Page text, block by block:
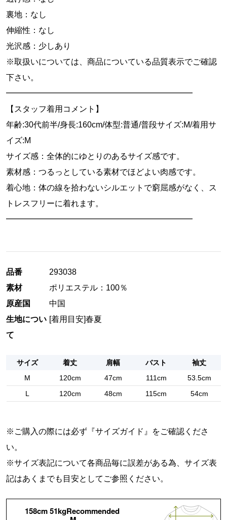
裏地：なし
伸縮性：なし
光沢感：少しあり
※取扱いについては、商品についている品質表示でご確認
下さい。
━━━━━━━━━━━━━━━━━━━━━━━
【スタッフ着用コメント】
年齢:30代前半/身長:160cm/体型:普通/普段サイズ:M/着用サ
イズ:M
サイズ感：全体的にゆとりのあるサイズ感です。
素材感：つるっとしている素材でほどよい肉感です。
着心地：体の線を拾わないシルエットで窮屈感がなく、ス
トレスフリーに着れます。
━━━━━━━━━━━━━━━━━━━━━━━
品番
293038
素材
ポリエステル：100％
原産国
中国
生地につい
て
[着用目安]春夏
サイズ 着丈 肩幅 バスト
袖丈
M
120cm 47cm 111cm
53.5cm
L
120cm 48cm 115cm 54cm
※ご購入の際には必ず『サイズガイド 』をご確認くださ
い。
※サイズ表記について各商品毎に誤差がある為、サイズ表
記はあくまでも目安としてご参照ください。
158cm 51kgRecommended